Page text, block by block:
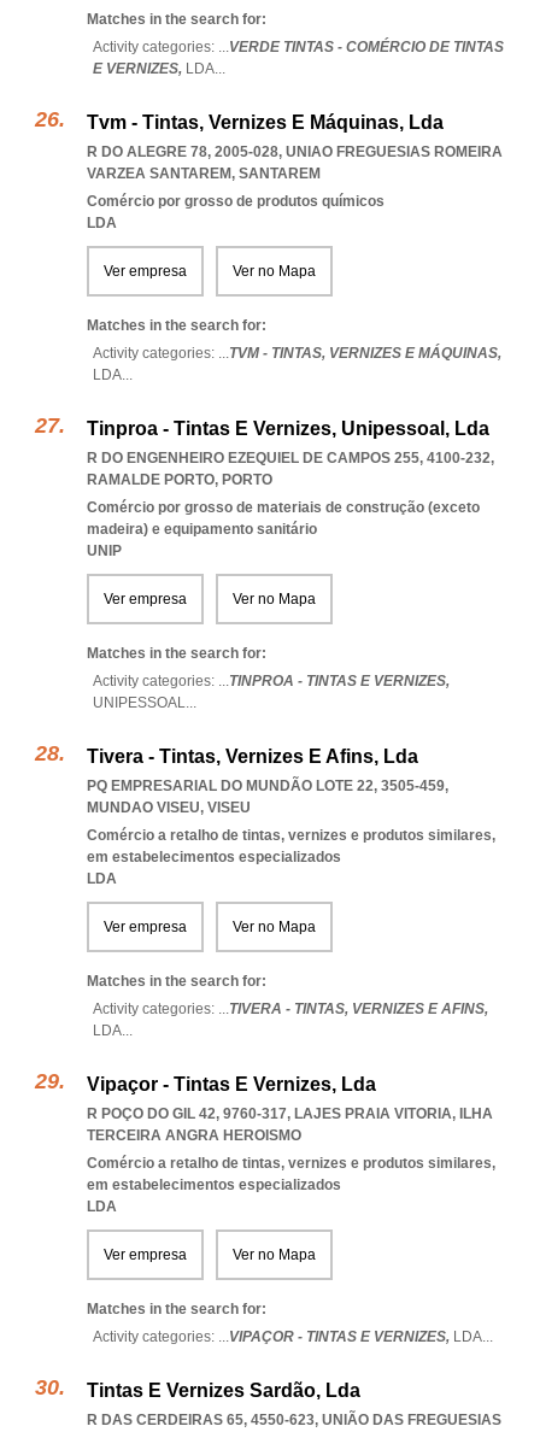
Matches in the search for:
Activity categories: ...VERDE TINTAS - COMÉRCIO DE TINTAS
E VERNIZES, LDA...
Tvm - Tintas, Vernizes E Máquinas, Lda
R DO ALEGRE 78, 2005-028, UNIAO FREGUESIAS ROMEIRA
VARZEA SANTAREM, SANTAREM
Comércio por grosso de produtos químicos
LDA
Ver empresa Ver no Mapa
Matches in the search for:
Activity categories: ...TVM - TINTAS, VERNIZES E MÁQUINAS,
LDA...
Tinproa - Tintas E Vernizes, Unipessoal, Lda
R DO ENGENHEIRO EZEQUIEL DE CAMPOS 255, 4100-232,
RAMALDE PORTO, PORTO
Comércio por grosso de materiais de construção (exceto
madeira) e equipamento sanitário
UNIP
Ver empresa Ver no Mapa
Matches in the search for:
Activity categories: ...TINPROA - TINTAS E VERNIZES,
UNIPESSOAL...
Tivera - Tintas, Vernizes E Afins, Lda
PQ EMPRESARIAL DO MUNDÃO LOTE 22, 3505-459,
MUNDAO VISEU, VISEU
Comércio a retalho de tintas, vernizes e produtos similares,
em estabelecimentos especializados
LDA
Ver empresa Ver no Mapa
Matches in the search for:
Activity categories: ...TIVERA - TINTAS, VERNIZES E AFINS,
LDA...
Vipaçor - Tintas E Vernizes, Lda
R POÇO DO GIL 42, 9760-317, LAJES PRAIA VITORIA, ILHA
TERCEIRA ANGRA HEROISMO
Comércio a retalho de tintas, vernizes e produtos similares,
em estabelecimentos especializados
LDA
Ver empresa Ver no Mapa
Matches in the search for:
Activity categories: ...VIPAÇOR - TINTAS E VERNIZES, LDA...
Tintas E Vernizes Sardão, Lda
R DAS CERDEIRAS 65, 4550-623, UNIÃO DAS FREGUESIAS